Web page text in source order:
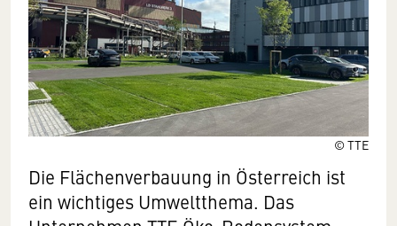
© TTE
Die Flächenverbauung in Österreich ist
ein wichtiges Umweltthema. Das